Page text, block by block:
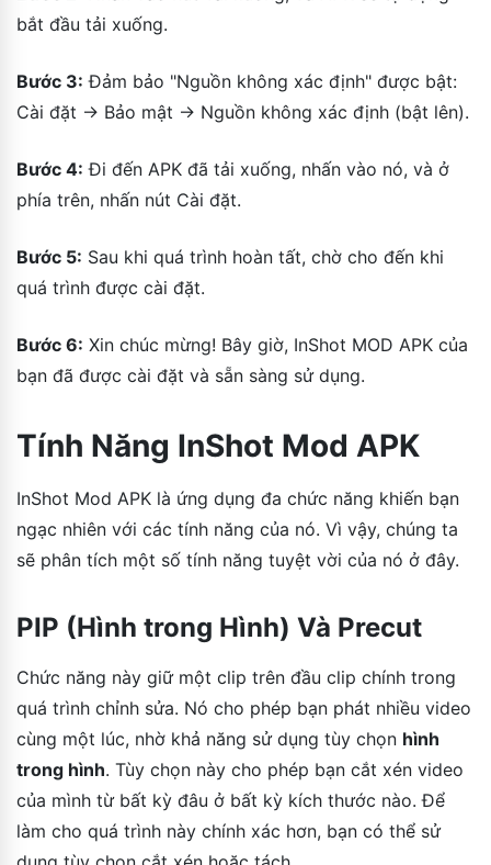
bắt đầu tải xuống.
Bước 3: Đảm bảo "Nguồn không xác định" được bật:
Cài đặt → Bảo mật → Nguồn không xác định (bật lên).
Bước 4: Đi đến APK đã tải xuống, nhấn vào nó, và ở
phía trên, nhấn nút Cài đặt.
Bước 5: Sau khi quá trình hoàn tất, chờ cho đến khi
quá trình được cài đặt.
Bước 6: Xin chúc mừng! Bây giờ, InShot MOD APK của
bạn đã được cài đặt và sẵn sàng sử dụng.
Tính Năng InShot Mod APK
InShot Mod APK là ứng dụng đa chức năng khiến bạn
ngạc nhiên với các tính năng của nó. Vì vậy, chúng ta
sẽ phân tích một số tính năng tuyệt vời của nó ở đây.
PIP (Hình trong Hình) Và Precut
Chức năng này giữ một clip trên đầu clip chính trong
quá trình chỉnh sửa. Nó cho phép bạn phát nhiều video
cùng một lúc, nhờ khả năng sử dụng tùy chọn hình
trong hình. Tùy chọn này cho phép bạn cắt xén video
của mình từ bất kỳ đâu ở bất kỳ kích thước nào. Để
làm cho quá trình này chính xác hơn, bạn có thể sử